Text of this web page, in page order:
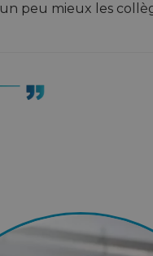
un peu mieux les